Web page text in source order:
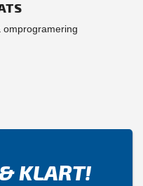
omprogramering
KLART!